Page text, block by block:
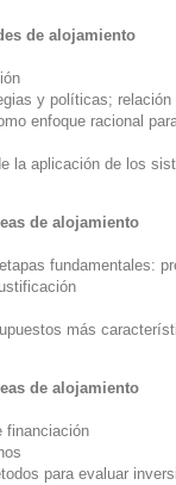
de alojamiento
y políticas; relación
enfoque racional
la aplicación de los
de alojamiento
fundamentales:
más
de alojamiento
financiación
para evaluar